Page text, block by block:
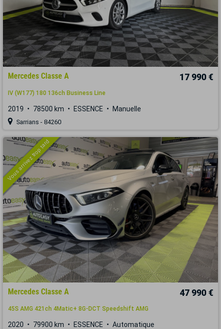
Mercedes Classe A 17 990 €
IV (W177) 180 136ch Business Line
2019 78500 km ESSENCE Manuelle
Sarrians - 84260
Vous arrivez trop tard
Mercedes Classe A 47 990 €
45S AMG 421ch 4Matic+ 8G-DCT Speedshift AMG
2020 79900 km ESSENCE Automatique